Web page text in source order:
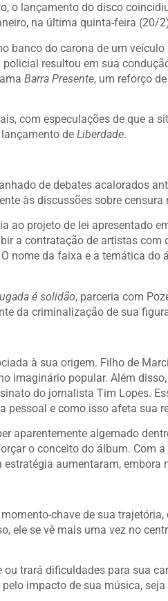
o lançamento do disco
na última quinta-feira (20/
banco do carona de um
resultou em sua
Barra Presente, um reforço
com especulações de que a
de Liberdade.
de debates acalorados
às discussões sobre
ao projeto de lei apresentado
a contratação de artistas
nome da faixa e a temática do
é solidão, parceria com
da criminalização de sua
à sua origem. Filho de
imaginário popular. Além
do jornalista Tim Lopes.
pessoal e como isso afeta sua
aparentemente algemado
o conceito do álbum. Com
aumentaram,
chave de sua
ele se vê mais uma vez no
ou trará dificuldades para sua
impacto de sua música,